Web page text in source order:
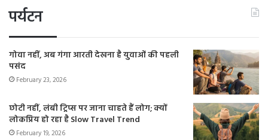
पर्यटन
गोवा नहीं, अब गंगा आरती देखना है युवाओं की पहली
पसंद
February 23, 2026
छोटी नहीं, लंबी ट्रिप्स पर जाना चाहते हैं लोग; क्यों
लोकप्रिय हो रहा है Slow Travel Trend
February 19, 2026